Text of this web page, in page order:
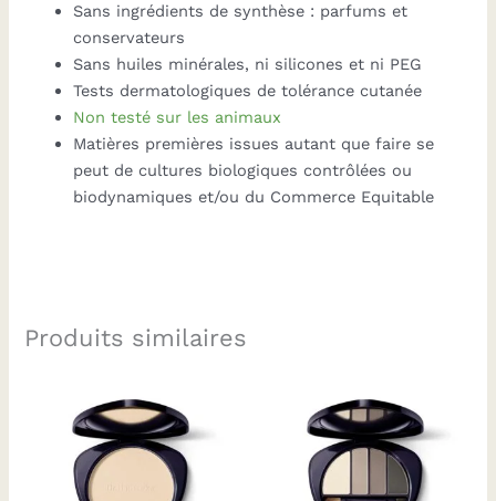
Sans ingrédients de synthèse : parfums et
conservateurs
Sans huiles minérales, ni silicones et ni PEG
Tests dermatologiques de tolérance cutanée
Non testé sur les animaux
Matières premières issues autant que faire se
peut de cultures biologiques contrôlées ou
biodynamiques et/ou du Commerce Equitable
Produits similaires